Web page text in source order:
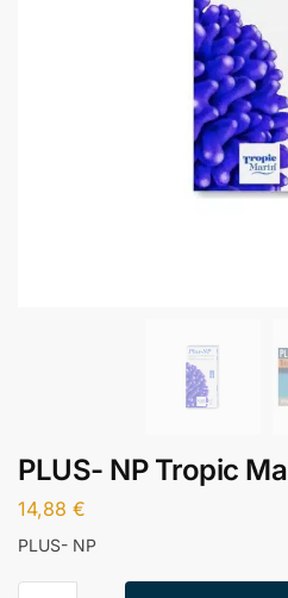
PLUS- NP Tropic
14,88 €
PLUS- NP